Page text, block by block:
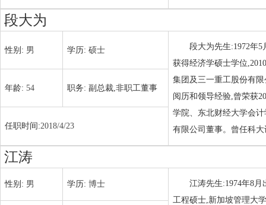
段大为
性别: 男 学历: 硕士
段大为先生:1972年
获得经济学硕士学位
集团及三一重工股份有
阅历和领导经验,曾荣获
学院、东北财经大学会
有限公司董事。曾任科
年龄: 54 职务: 副总裁,非职工董事
任职时间:2018/4/23
江涛
性别: 男 学历: 博士
江涛先生:1974年8
工程硕士,新加坡管理大